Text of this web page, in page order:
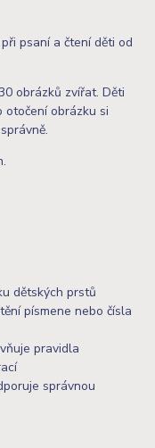
psaní a čtení děti od
obrázků zvířat. Děti
otočení obrázku si
dětských prstů
písmene nebo čísla
pravidla
správnou